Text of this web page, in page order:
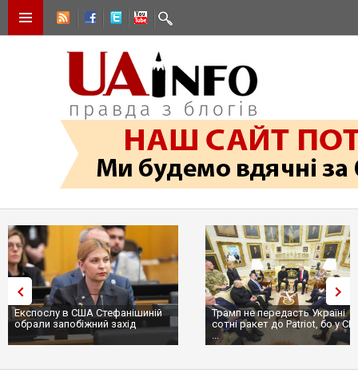
Трамп не передасть Україні
сотні ракет до Patriot, бо у США
Вибух у ресторані в Москві:
ціллю був головком ВКС
пр...